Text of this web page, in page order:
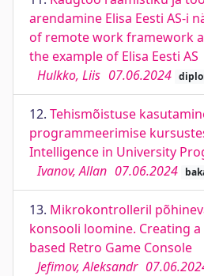
arendamine Elisa Eesti AS-i
of remote work framework
the example of Elisa Eesti AS
Hulkko, Liis 07.06.2024
12. Tehismõistuse
programmeerimise
Intelligence in University
Ivanov, Allan 07.06.2024
13. Mikrokontrolleril
konsooli loomine. Creating
based Retro Game Console
Jefimov, Aleksandr